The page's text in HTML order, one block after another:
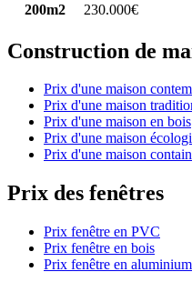
200m2
230.000€
Construction de
Prix d'une maison
Prix d'une maison
Prix d'une maison en bois
Prix d'une maison
Prix d'une maison
Prix des fenêtres
Prix fenêtre en PVC
Prix fenêtre en bois
Prix fenêtre en aluminium